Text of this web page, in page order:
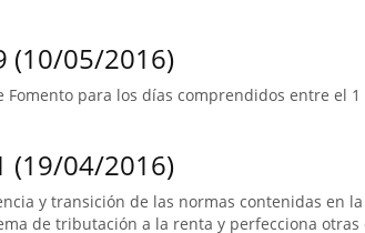
(10/05/2016)
Fomento para los días comprendidos entre el 1
(19/04/2016)
y transición de las normas contenidas en
de tributación a la renta y perfecciona